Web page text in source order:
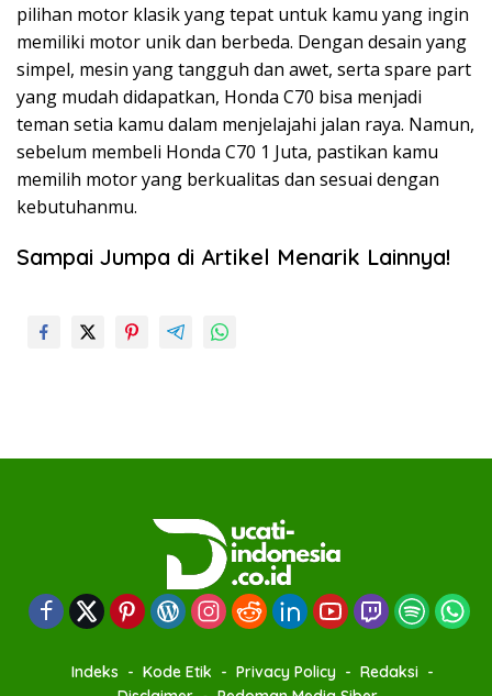
pilihan motor klasik yang tepat untuk kamu yang ingin
memiliki motor unik dan berbeda. Dengan desain yang
simpel, mesin yang tangguh dan awet, serta spare part
yang mudah didapatkan, Honda C70 bisa menjadi
teman setia kamu dalam menjelajahi jalan raya. Namun,
sebelum membeli Honda C70 1 Juta, pastikan kamu
memilih motor yang berkualitas dan sesuai dengan
kebutuhanmu.
Sampai Jumpa di Artikel Menarik Lainnya!
Indeks Kode Etik Privacy Policy
Redaksi